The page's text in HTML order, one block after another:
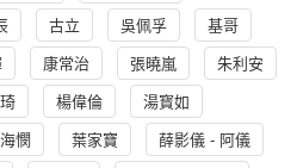
古立 吳佩孚 基哥
康常治 張曉嵐 朱利安
楊偉倫 湯寳如
憫 葉家寶 薛影儀 - 阿儀